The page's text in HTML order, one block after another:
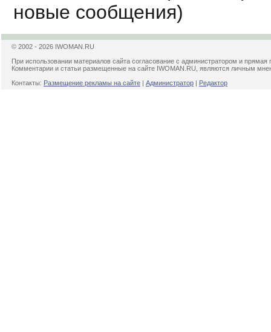
новые сообщения)
© 2002 - 2026 IWOMAN.RU
При использовании материалов сайта согласование с администратором и прямая
Комментарии и статьи размещенные на сайте IWOMAN.RU, являются личным
Контакты: Размещение рекламы на сайте | Администратор | Редактор